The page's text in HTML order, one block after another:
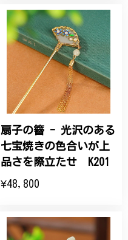
扇子の簪 - 光沢のある
七宝焼きの色合いが上
品さを際立たせ K201
¥48,800